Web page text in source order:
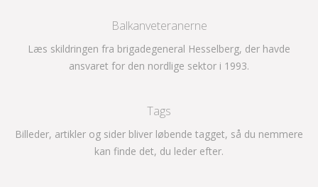
Balkanveteranerne
Læs skildringen fra brigadegeneral Hesselberg, der havde
ansvaret for den nordlige sektor i 1993.
Tags
Billeder, artikler og sider bliver løbende tagget, så du nemmere
kan finde det, du leder efter.